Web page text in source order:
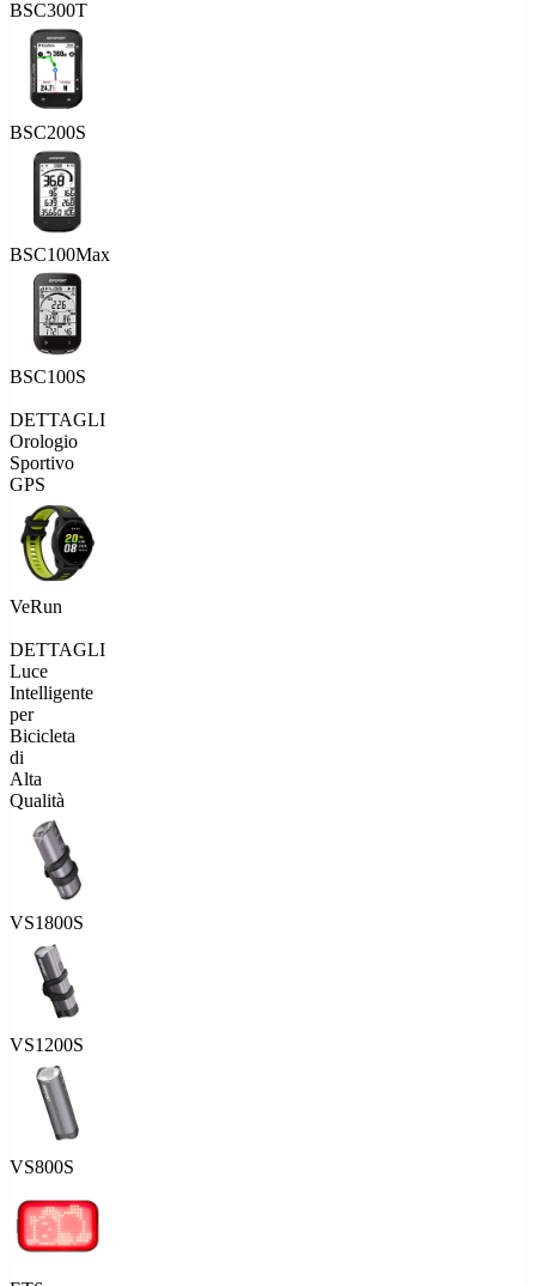
BSC300T
BSC200S
BSC100Max
BSC100S
DETTAGLI
Orologio
Sportivo
GPS
VeRun
DETTAGLI
Luce
Intelligente
per
Bicicleta
di
Alta
Qualità
VS1800S
VS1200S
VS800S